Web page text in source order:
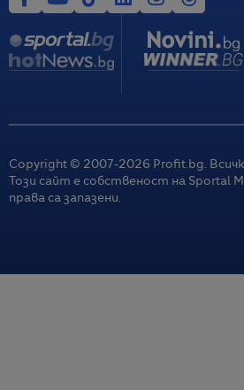
Copyright © 2007-2026 Profit.bg.
Този сайт е собственост на Sportal
права са запазени.